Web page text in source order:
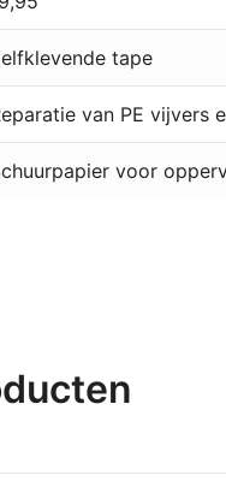
tape
van PE vijvers
voor